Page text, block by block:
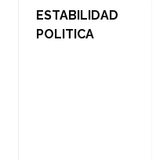
ESTABILIDAD
POLITICA